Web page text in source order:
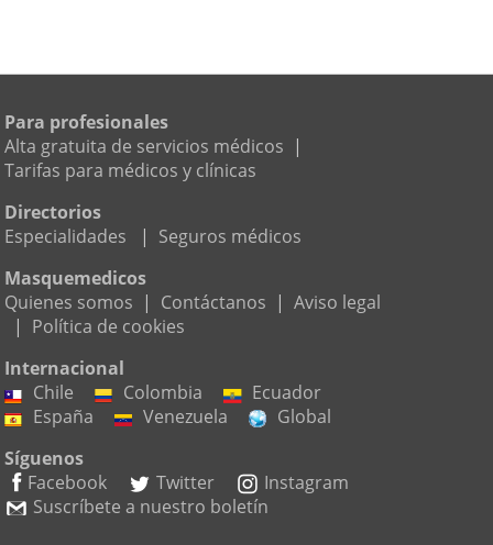
Para profesionales
Alta gratuita de servicios médicos |
Tarifas para médicos y clínicas
Directorios
Especialidades
| Seguros médicos
Masquemedicos
Quienes somos | Contáctanos | Aviso legal
| Política de cookies
Internacional
Chile
Colombia
Ecuador
España
Venezuela
Global
Síguenos
Facebook
Twitter
Instagram
Suscríbete a nuestro boletín